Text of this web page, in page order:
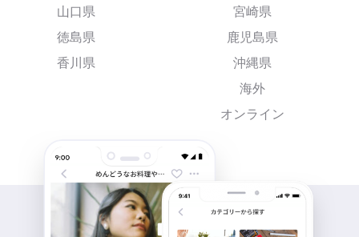
山口県
徳島県
香川県
宮崎県
鹿児島県
沖縄県
海外
オンライン